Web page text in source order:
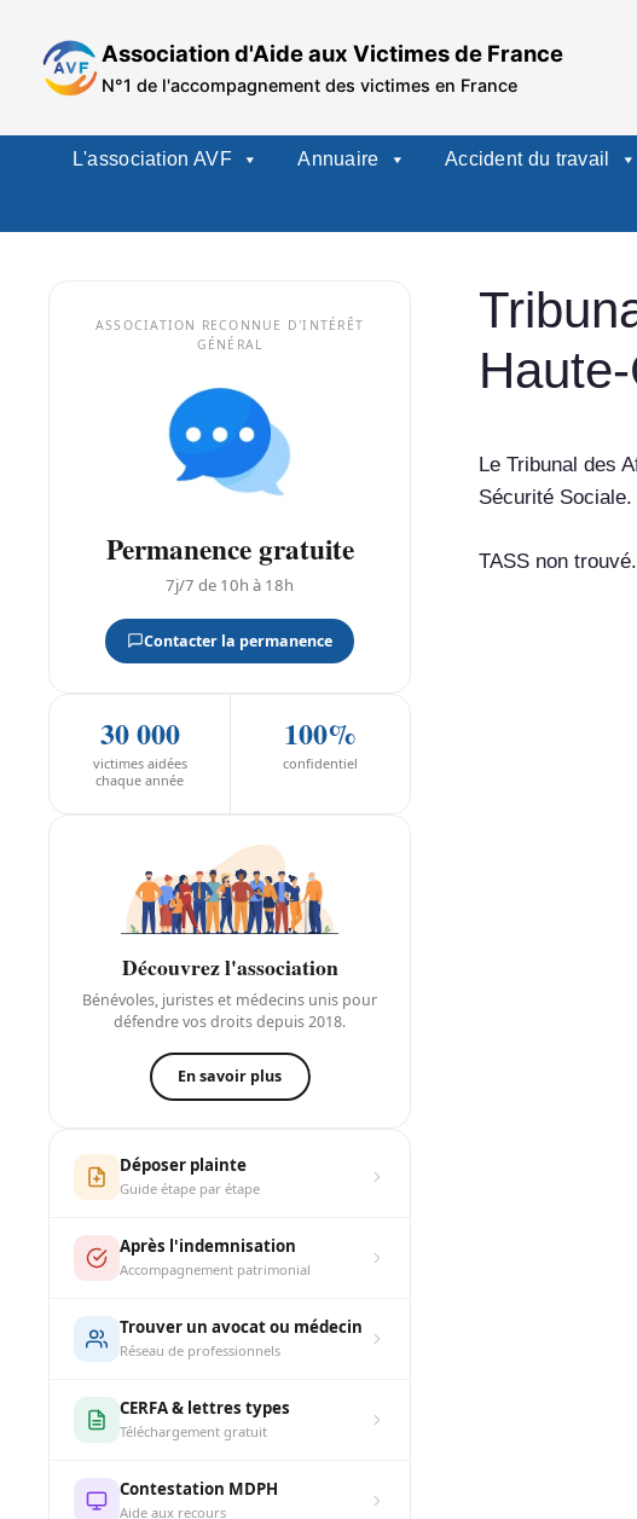
contenu
Association d'Aide aux Victimes de France
N°1 de l'accompagnement des victimes en France
L'association AVF Annuaire Accident du travail
Le Tribunal des
Sécurité Sociale.
TASS non trouvé.
ASSOCIATION RECONNUE D'INTÉRÊT
GÉNÉRAL
Permanence gratuite
7j/7 de 10h à 18h
Contacter la permanence
30 000
victimes aidées
chaque année
100%
confidentiel
Découvrez l'association
Bénévoles, juristes et médecins unis pour
défendre vos droits depuis 2018.
En savoir plus
Déposer plainte
Guide étape par étape
Après l'indemnisation
Accompagnement patrimonial
Trouver un avocat ou médecin
Réseau de professionnels
CERFA & lettres types
Téléchargement gratuit
Contestation MDPH
Aide aux recours